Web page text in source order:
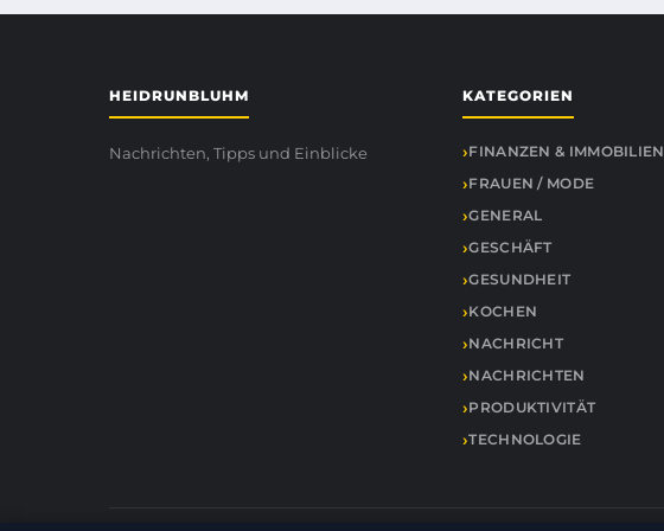
HEIDRUNBLUHM
Nachrichten, Tipps und Einblicke
KATEGORIEN
FINANZEN & IMMOBILIEN
FRAUEN / MODE
GENERAL
GESCHÄFT
GESUNDHEIT
KOCHEN
NACHRICHT
NACHRICHTEN
PRODUKTIVITÄT
TECHNOLOGIE